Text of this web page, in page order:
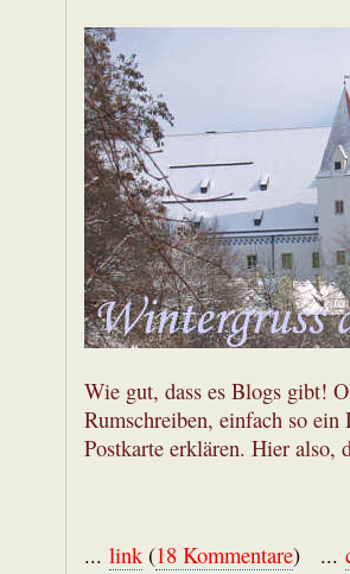
Wie gut, dass es Blogs gibt!
Rumschreiben, einfach so
Postkarte erklären. Hier also,
... link(18 Kommentare) ...